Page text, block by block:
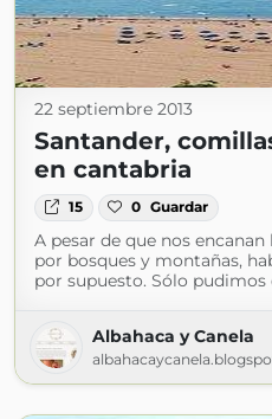
22 septiembre 2013
Santander,
en cantabria
15 0 Guardar
A pesar de que nos
por bosques y montañas,
por supuesto. Sólo pudimos
Albahaca y Canela